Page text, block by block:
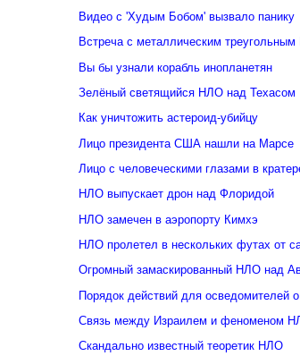
Видео с 'Худым Бобом' вызвало панику
Встреча с металлическим
Вы бы узнали корабль инопланетян
Зелёный светящийся НЛО над Техасом
Как уничтожить астероид-убийцу
Лицо президента США нашли на Марсе
Лицо с человеческими глазами в
НЛО выпускает дрон над Флоридой
НЛО замечен в аэропорту Кимхэ
НЛО пролетел в нескольких футах от
Огромный замаскированный НЛО над
Порядок действий для осведомителей
Связь между Израилем и феноменом
Скандально известный теоретик НЛО